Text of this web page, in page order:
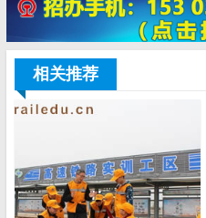
相关推荐